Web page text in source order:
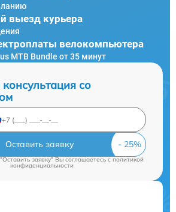
выезд курьера
велокомпьютера
MTB Bundle от 35 минут
со
Оставить заявку
заявку" Вы соглашаетесь cполитикой
конфиденциальности